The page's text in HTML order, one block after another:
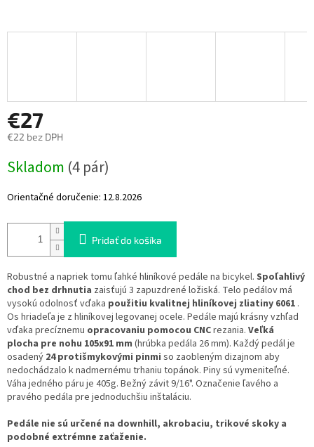
€27
€22 bez DPH
cena:
Skladom (4 pár)
Orientačné doručenie: 12.8.2026
Pridať do košíka
Robustné a napriek tomu ľahké hliníkové pedále na bicykel. Spoľahlivý
chod bez drhnutia zaisťujú 3 zapuzdrené ložiská. Telo pedálov má
vysokú odolnosť vďaka použitiu kvalitnej hliníkovej zliatiny 6061 .
Os hriadeľa je z hliníkovej legovanej ocele. Pedále majú krásny vzhľad
vďaka precíznemu opracovaniu pomocou CNCrezania. Veľká
plocha pre nohu 105x91 mm (hrúbka pedála 26 mm). Každý pedál je
osadený 24 protišmykovými pinmi so zaobleným dizajnom aby
nedochádzalo k nadmernému trhaniu topánok. Piny sú vymeniteľné.
Váha jedného páru je 405g. Bežný závit 9/16". Označenie ľavého a
pravého pedála pre jednoduchšiu inštaláciu.
Pedále nie sú určené na downhill, akrobaciu, trikové skoky a
podobné extrémne zaťaženie.